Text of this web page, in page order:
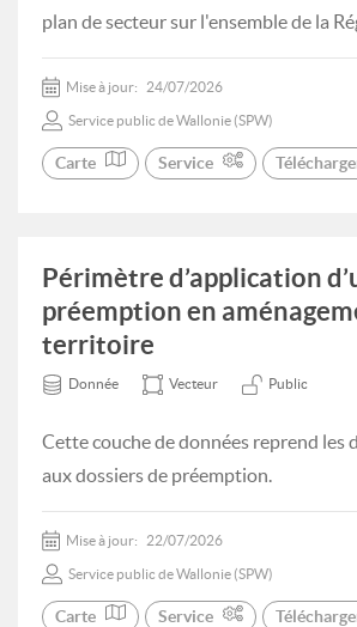
plan de secteur sur l'ensemble de la
Mise à jour: 24/07/2026
Service public de Wallonie (SPW)
Carte Service
Périmètre d’application
préemption en
territoire
Donnée Vecteur Public
Cette couche de données reprend les
aux dossiers de préemption.
Mise à jour: 22/07/2026
Service public de Wallonie (SPW)
Carte Service